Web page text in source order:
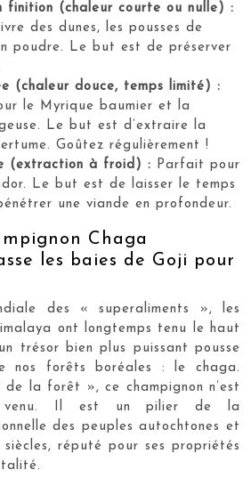
finition (chaleur courte ou nulle) :
des dunes, les pousses de
poudre. Le but est de préserver
(chaleur douce, temps limité) :
le Myrique baumier et la
Le but est d’extraire la
Goûtez régulièrement !
(extraction à froid) : Parfait pour
Le but est de laisser le temps
une viande en profondeur.
Chaga
les baies de Goji pour
des « superaliments », les
ont longtemps tenu le haut
trésor bien plus puissant pousse
nos forêts boréales : le chaga.
de la forêt », ce champignon n’est
venu. Il est un pilier de la
des peuples autochtones et
siècles, réputé pour ses propriétés